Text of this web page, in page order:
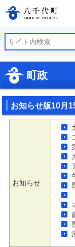
八
町政
お知らせ版10月
お知らせ